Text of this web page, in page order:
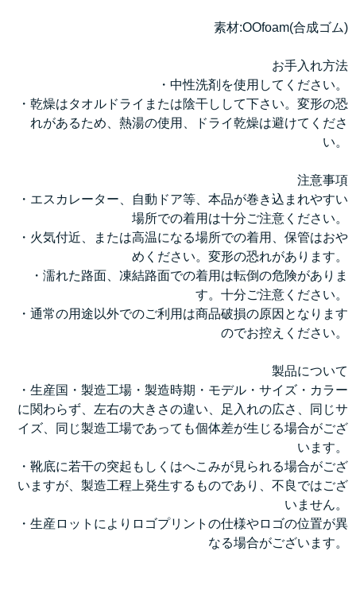
素材:OOfoam(合成ゴム)
お手入れ方法
・中性洗剤を使用してください。
・乾燥はタオルドライまたは陰干しして下さい。変形の恐
れがあるため、熱湯の使用、ドライ乾燥は避けてくださ
い。
注意事項
・エスカレーター、自動ドア等、本品が巻き込まれやすい
場所での着用は十分ご注意ください。
・火気付近、または高温になる場所での着用、保管はおや
めください。変形の恐れがあります。
・濡れた路面、凍結路面での着用は転倒の危険がありま
す。十分ご注意ください。
・通常の用途以外でのご利用は商品破損の原因となります
のでお控えください。
製品について
・生産国・製造工場・製造時期・モデル・サイズ・カラー
に関わらず、左右の大きさの違い、足入れの広さ、同じサ
イズ、同じ製造工場であっても個体差が生じる場合がござ
います。
・靴底に若干の突起もしくはへこみが見られる場合がござ
いますが、製造工程上発生するものであり、不良ではござ
いません。
・生産ロットによりロゴプリントの仕様やロゴの位置が異
なる場合がございます。